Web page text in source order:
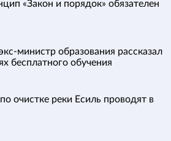
«Закон и порядок» обязателен
министр образования рассказал
бесплатного обучения
очистке реки Есиль проводят в